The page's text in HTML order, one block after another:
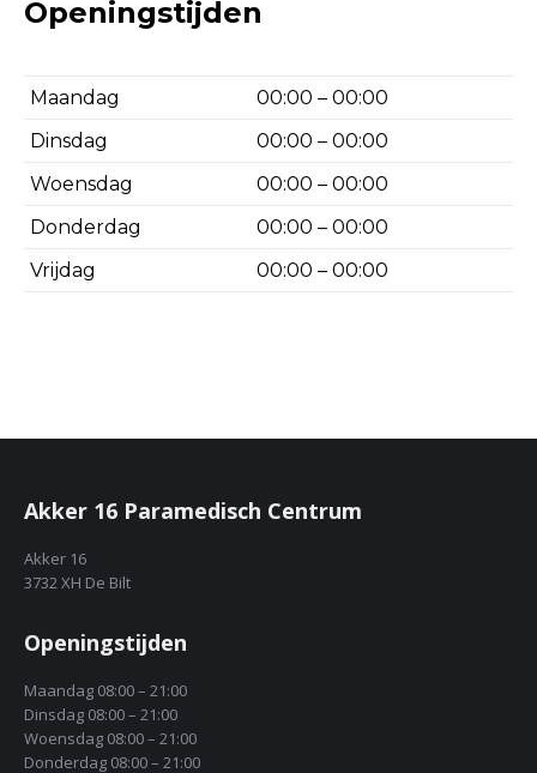
Openingstijden
Maandag
00:00 – 00:00
Dinsdag
00:00 – 00:00
Woensdag
00:00 – 00:00
Donderdag
00:00 – 00:00
Vrijdag
00:00 – 00:00
Akker 16 Paramedisch Centrum
Akker 16
3732 XH De Bilt
Openingstijden
Maandag 08:00 – 21:00
Dinsdag 08:00 – 21:00
Woensdag 08:00 – 21:00
Donderdag 08:00 – 21:00